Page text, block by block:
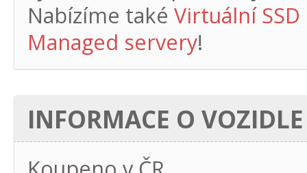
Nabízíme také Virtuální
Managed servery!
INFORMACE O VOZIDLE